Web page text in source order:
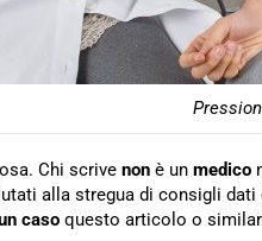
Chi scrive non è un medico
alla stregua di consigli
caso questo articolo o